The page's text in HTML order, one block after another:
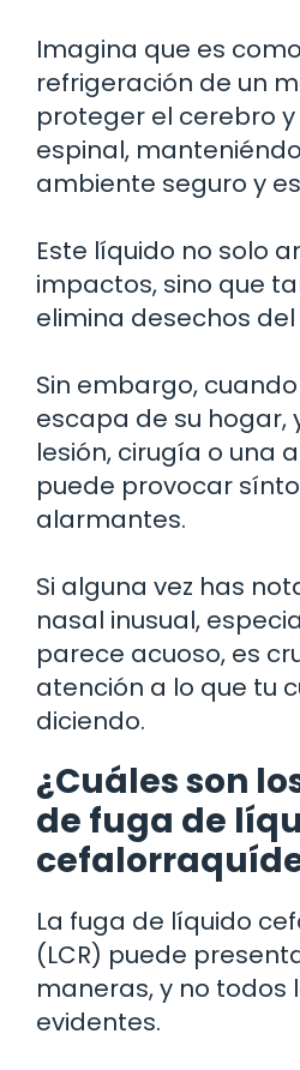
Imagina que es
refrigeración de un
proteger el cerebro
espinal,
ambiente seguro y
Este líquido no solo
impactos, sino que
elimina desechos
Sin embargo,
escapa de su hogar,
lesión, cirugía o una
puede provocar
alarmantes.
Si alguna vez has
nasal inusual,
parece acuoso, es
atención a lo que tu
diciendo.
¿Cuáles son
de fuga de
La fuga de líquido
(LCR) puede
maneras, y no todos
evidentes.